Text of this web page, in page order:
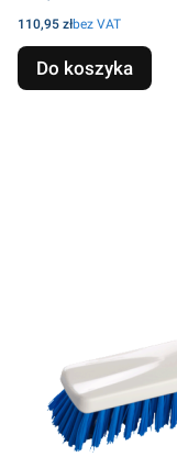
Cena
110,95 złbez VAT
Do koszyka